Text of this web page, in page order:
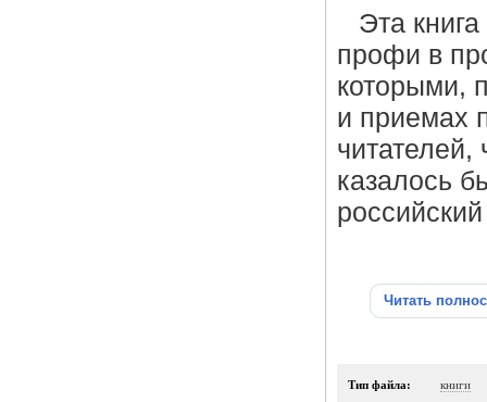
Эта
профи в
которыми,
и приемах
казалось
Читать
Тип файла: книги